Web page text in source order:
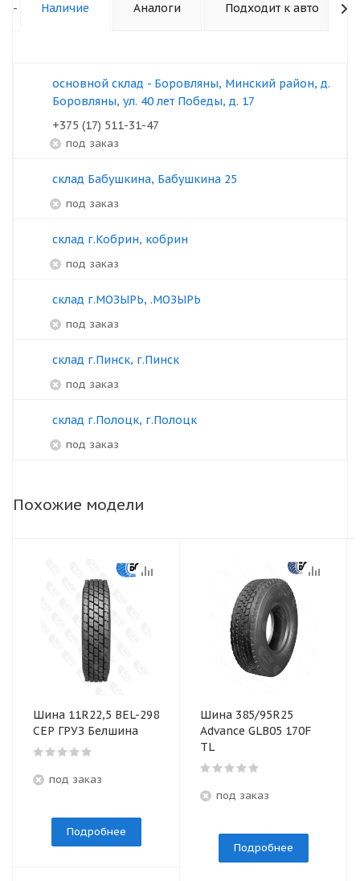
- Наличие Аналоги Подходит к авто
основной склад - Боровляны, Минский район, д.
Боровляны, ул. 40 лет Победы, д. 17
+375 (17) 511-31-47
под заказ
склад Бабушкина, Бабушкина 25
под заказ
склад г.Кобрин, кобрин
под заказ
склад г.МОЗЫРЬ, .МОЗЫРЬ
под заказ
склад г.Пинск, г.Пинск
под заказ
склад г.Полоцк, г.Полоцк
под заказ
Похожие модели
Шина 11R22,5 BEL-298
СЕР ГРУЗ Белшина
под заказ
Подробнее
Шина 385/95R25
Advance GLB05 170F
TL
под заказ
Подробнее